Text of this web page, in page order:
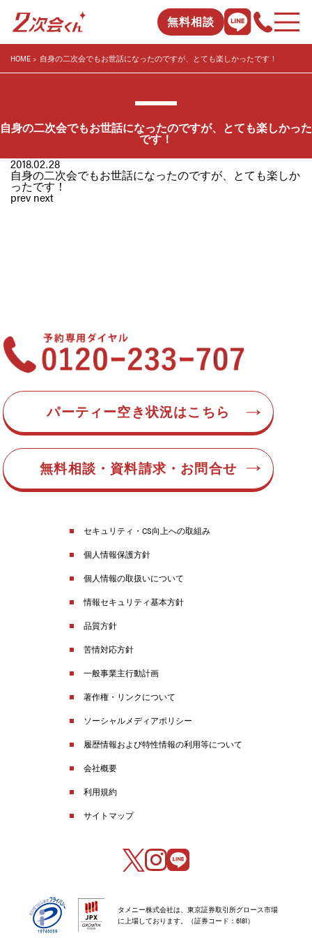
無料相談
HOME 自身の二次会でもお世話になったのですが、とても楽しかったです！
自身の二次会でもお世話になったのですが、とても楽しかった
です！
2018.02.28
自身の二次会でもお世話になったのですが、とても楽しか
ったです！
prev next
パーティー空き状況はこちら
無料相談・資料請求・お問合せ
セキュリティ・CS向上への取組み
個人情報保護方針
個人情報の取扱いについて
情報セキュリティ基本方針
品質方針
苦情対応方針
一般事業主行動計画
著作権・リンクについて
ソーシャルメディアポリシー
履歴情報および特性情報の利用等について
会社概要
利用規約
サイトマップ
タメニー株式会社は、東京証券取引所グロース市場
に上場しております。（証券コード：6181）